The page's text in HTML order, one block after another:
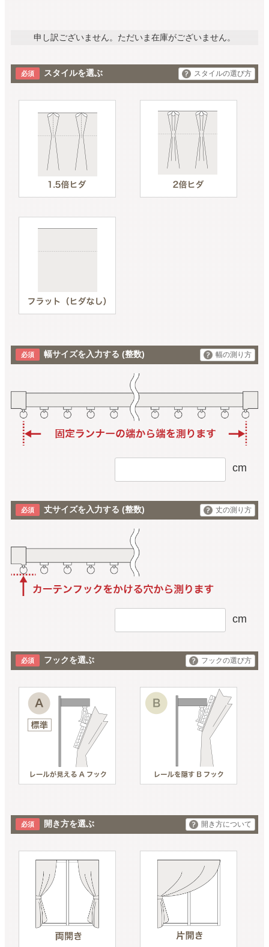
申し訳ございません。ただいま在庫がございません。
スタイルを選ぶ スタイルの選び方
幅サイズを入力する (整数) 幅の測り方
cm
丈サイズを入力する (整数) 丈の測り方
cm
フックを選ぶ フックの選び方
開き方を選ぶ 開き方について